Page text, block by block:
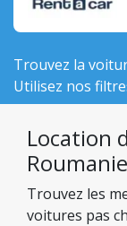
Trouvez la
Utilisez nos
véhicules
location de
tarif fixe et
moment de la
Location
Trouvez les
voitures pas